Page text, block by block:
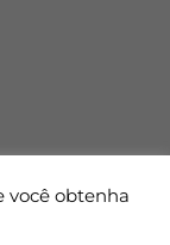
você obtenha